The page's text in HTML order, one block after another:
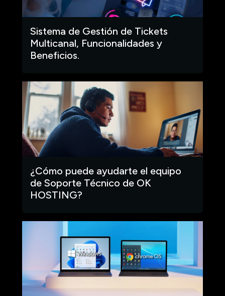
Sistema de Gestión de Tickets
Multicanal, Funcionalidades y
Beneficios.
¿Cómo puede ayudarte el equipo
de Soporte Técnico de OK
HOSTING?